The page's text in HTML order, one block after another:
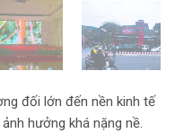
đối lớn đến nền kinh tế
hưởng khá nặng nề.